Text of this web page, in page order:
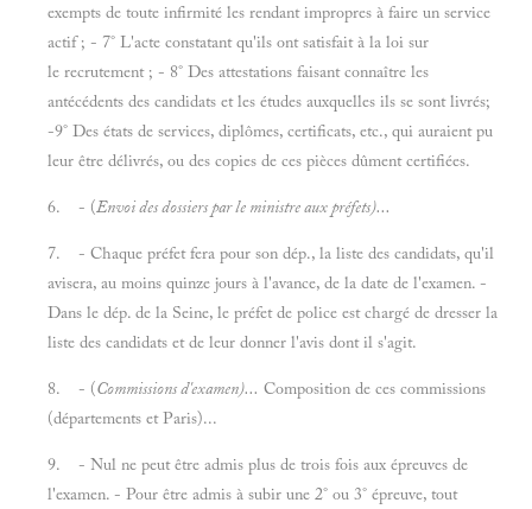
exempts de toute infirmité les rendant impropres à faire un service
actif ; - 7° L'acte constatant qu'ils ont satisfait à la loi sur
le recrutement ; - 8° Des attestations faisant connaître les
antécédents des candidats et les études auxquelles ils se sont livrés;
-9° Des états de services, diplômes, certificats, etc., qui auraient pu
leur être délivrés, ou des copies de ces pièces dûment certifiées.
6. - (Envoi des dossiers par le ministre aux préfets)...
7. - Chaque préfet fera pour son dép., la liste des candidats, qu'il
avisera, au moins quinze jours à l'avance, de la date de l'examen. -
Dans le dép. de la Seine, le préfet de police est chargé de dresser la
liste des candidats et de leur donner l'avis dont il s'agit.
8. - (Commissions d'examen)... Composition de ces commissions
(départements et Paris)...
9. - Nul ne peut être admis plus de trois fois aux épreuves de
l'examen. - Pour être admis à subir une 2° ou 3° épreuve, tout